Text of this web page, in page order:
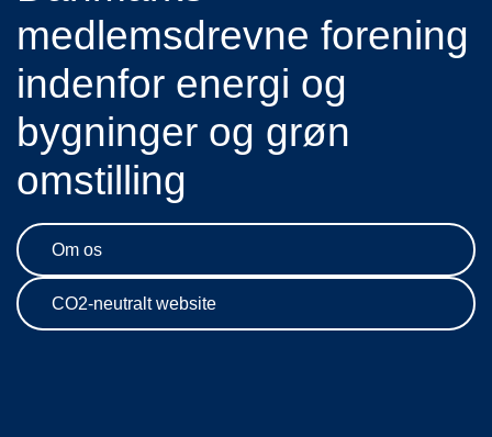
medlemsdrevne forening
indenfor energi og
bygninger og grøn
omstilling
Om os
CO2-neutralt website